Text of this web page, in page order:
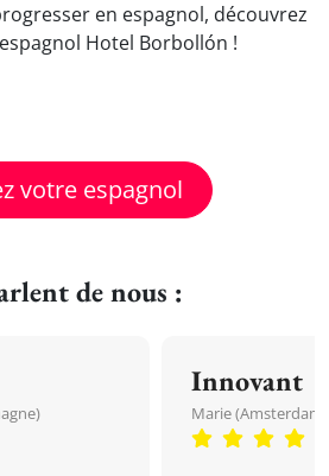
en espagnol, découvrez
Hotel Borbollón !
votre espagnol
de nous :
Innovant
Marie (Amsterdam,